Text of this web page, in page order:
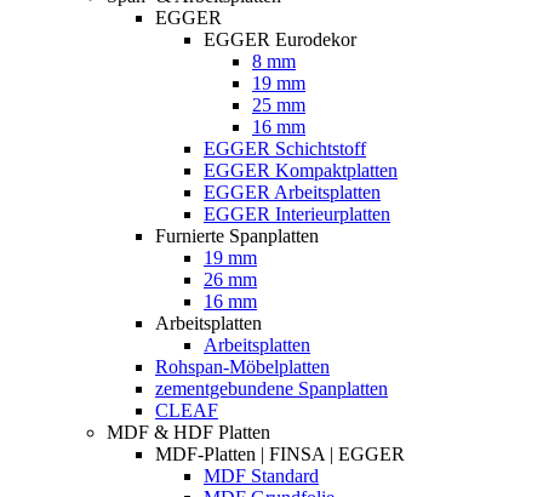
EGGER
EGGER Eurodekor
8 mm
19 mm
25 mm
16 mm
EGGER Schichtstoff
EGGER Kompaktplatten
EGGER Arbeitsplatten
EGGER Interieurplatten
Furnierte Spanplatten
19 mm
26 mm
16 mm
Arbeitsplatten
Arbeitsplatten
Rohspan-Möbelplatten
zementgebundene Spanplatten
CLEAF
MDF & HDF Platten
MDF-Platten | FINSA | EGGER
MDF Standard